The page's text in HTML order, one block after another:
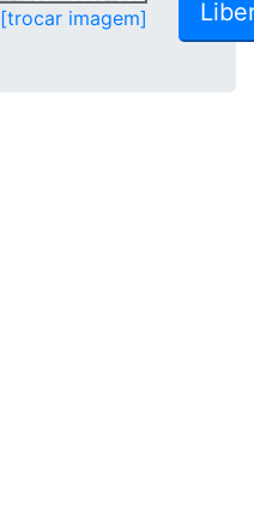
[trocar imagem]